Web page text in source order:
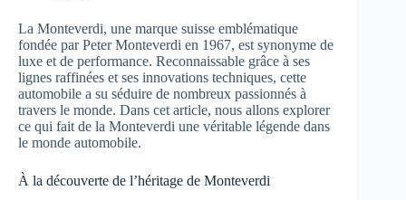
La Monteverdi, une marque suisse emblématique
fondée par Peter Monteverdi en 1967, est synonyme de
luxe et de performance. Reconnaissable grâce à ses
lignes raffinées et ses innovations techniques, cette
automobile a su séduire de nombreux passionnés à
travers le monde. Dans cet article, nous allons explorer
ce qui fait de la Monteverdi une véritable légende dans
le monde automobile.
À la découverte de l’héritage de Monteverdi